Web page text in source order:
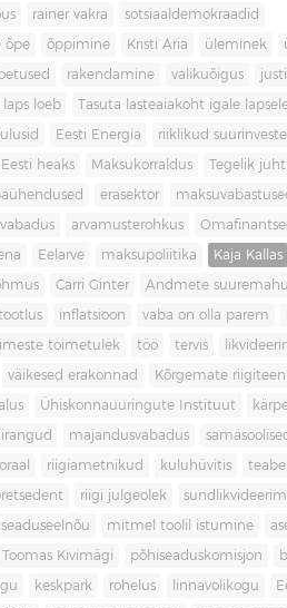
rainer vakra sotsiaaldemokraadid
õpe õppimine Kristi Aria üleminek
rakendamine valikuõigus
laps loeb Tasuta lasteaiakoht igale
Eesti Energia riiklikud
Eesti heaks Maksukorraldus Tegelik juht
erasektor
arvamusterohkus
Eelarve maksupoliitika Kaja Kallas
Carri Ginter Andmete
inflatsioon vaba on olla parem
toimetulek töö tervis
väikesed erakonnad Kõrgemate
Ühiskonnauuringute Instituut
majandusvabadus
riigiametnikud kuluhüvitis
riigi julgeolek
seaduseelnõu mitmel toolil istumine
Toomas Kivimägi põhiseaduskomisjon
keskpark rohelus linnavolikogu